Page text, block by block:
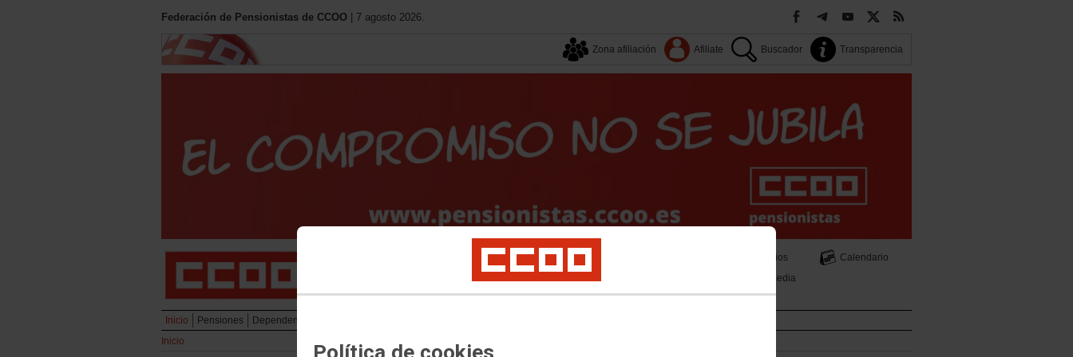
Federación de Pensionistas de CCOO | 7 agosto 2026.
Zona afiliación Afiliate Buscador Transparencia
Aquí estamos Servicios
Calendario
Multimedia
Inicio Pensiones Dependencia
Inicio